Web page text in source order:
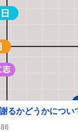
るかどうかについ